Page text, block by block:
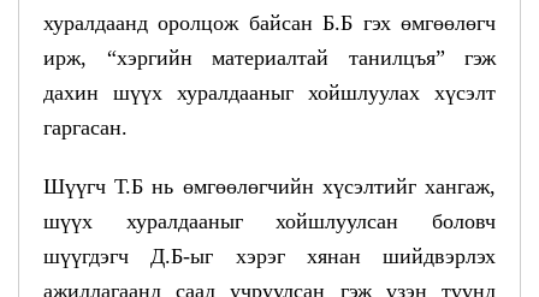
хуралдаанд оролцож байсан Б.Б гэх өмгөөлөгч
ирж, “хэргийн материалтай танилцъя” гэж
дахин шүүх хуралдааныг хойшлуулах хүсэлт
гаргасан.
Шүүгч Т.Б нь өмгөөлөгчийн хүсэлтийг хангаж,
шүүх хуралдааныг хойшлуулсан боловч
шүүгдэгч Д.Б-ыг хэрэг хянан шийдвэрлэх
ажиллагаанд саад учруулсан гэж үзэн түүнд